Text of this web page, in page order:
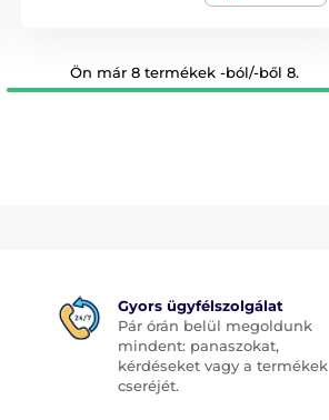
Ön már 8 termékek -ból/-ből 8.
Gyors ügyfélszolgálat
Pár órán belül megoldunk
mindent: panaszokat,
kérdéseket vagy a termékek
cseréjét.